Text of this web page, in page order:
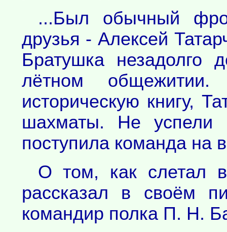
...Был обычный
друзья - Алексей
Братушка незадолго
лётном общежитии.
историческую книгу,
шахматы. Не успели
поступила команда на
О том, как слетал
рассказал в своём
командир полка П. Н.